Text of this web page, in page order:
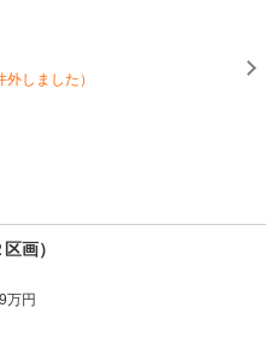
しました）
画）
万円